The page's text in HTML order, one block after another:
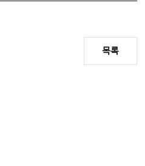
목록